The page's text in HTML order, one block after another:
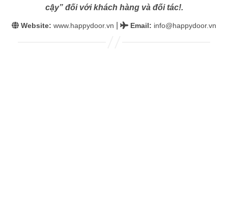
cậy” đối với khách hàng và đối tác!.
Website: www.happydoor.vn Email: info@happydoor.vn